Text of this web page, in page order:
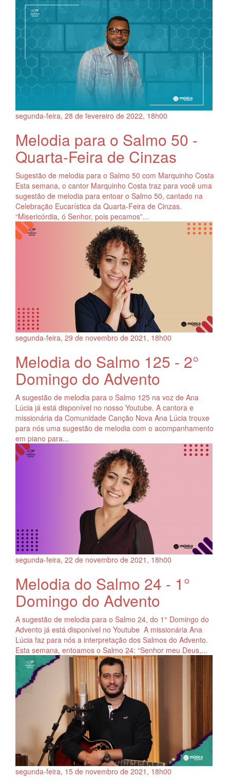
segunda-feira, 28 de fevereiro de 2022, 18h00
Melodia para o Salmo 50 -
Quarta-Feira de Cinzas
Sugestão de melodia para o Salmo 50 com Marquinho Costa
Esta semana, o cantor Marquinho Costa traz para você uma
sugestão de melodia para entoar o Salmo 50, cantado na
Celebração Eucarística da Quarta-Feira de Cinzas.
“Misericórdia, ó Senhor, pois pecamos”...
segunda-feira, 29 de novembro de 2021, 18h00
Melodia do Salmo 125 - 2°
Domingo do Advento
A sugestão de melodia para o Salmo 125 na voz de Ana
Lúcia já está disponível no nosso Youtube. A cantora e
missionária da Comunidade Canção Nova Ana Lúcia trouxe
para nós uma sugestão de melodia com o acompanhamento
em piano para...
segunda-feira, 22 de novembro de 2021, 18h00
Melodia do Salmo 24 - 1°
Domingo do Advento
A sugestão de melodia para o Salmo 24, do 1° Domingo do
Advento já está disponível no Youtube A missionária Ana
Lúcia faz para nós a interpretação dos Salmos do Advento.
Esta semana, entoamos o Salmo 24: “Senhor meu Deus,...
segunda-feira, 15 de novembro de 2021, 18h00